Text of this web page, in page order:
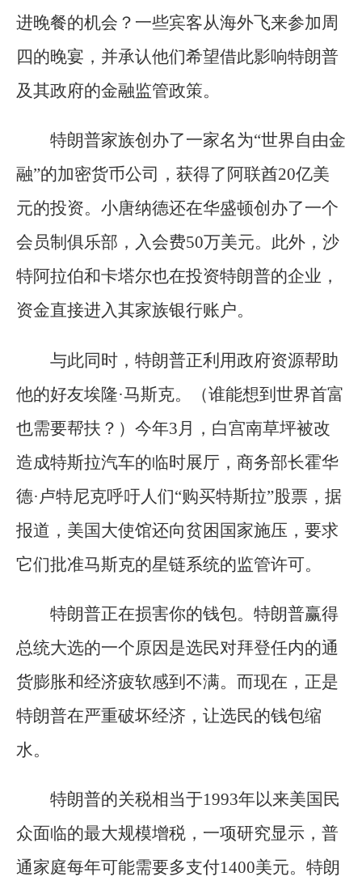
进晚餐的机会？一些宾客从海外飞来参加周
四的晚宴，并承认他们希望借此影响特朗普
及其政府的金融监管政策。
特朗普家族创办了一家名为“世界自由金
融”的加密货币公司，获得了阿联酋20亿美
元的投资。小唐纳德还在华盛顿创办了一个
会员制俱乐部，入会费50万美元。此外，沙
特阿拉伯和卡塔尔也在投资特朗普的企业，
资金直接进入其家族银行账户。
与此同时，特朗普正利用政府资源帮助
他的好友埃隆·马斯克。（谁能想到世界首富
也需要帮扶？）今年3月，白宫南草坪被改
造成特斯拉汽车的临时展厅，商务部长霍华
德·卢特尼克呼吁人们“购买特斯拉”股票，据
报道，美国大使馆还向贫困国家施压，要求
它们批准马斯克的星链系统的监管许可。
特朗普正在损害你的钱包。特朗普赢得
总统大选的一个原因是选民对拜登任内的通
货膨胀和经济疲软感到不满。而现在，正是
特朗普在严重破坏经济，让选民的钱包缩
水。
特朗普的关税相当于1993年以来美国民
众面临的最大规模增税，一项研究显示，普
通家庭每年可能需要多支付1400美元。特朗